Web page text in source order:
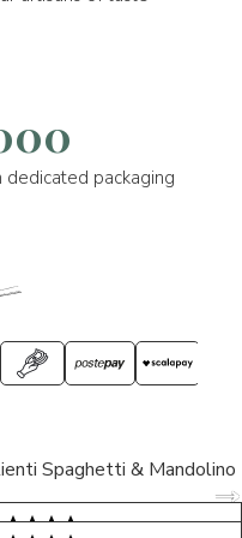
packaging
Spaghetti & Mandolino
5/5
5/5